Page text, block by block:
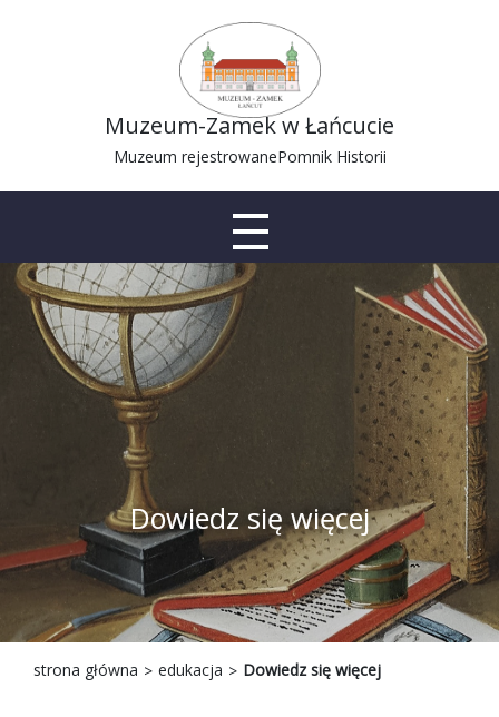
Muzeum-Zamek w Łańcucie
Muzeum rejestrowanePomnik Historii
Dowiedz się więcej
strona główna edukacja Dowiedz się więcej